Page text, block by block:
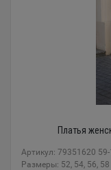
Платья
Артикул: 79351620
Размеры: 52, 54, 56, 58